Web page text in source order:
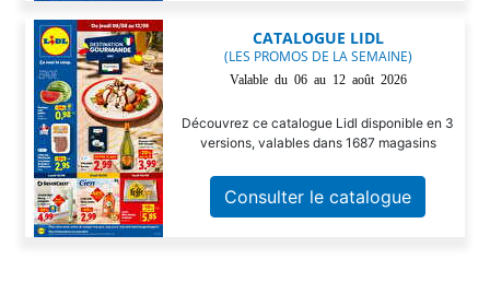
CATALOGUE LIDL
(LES PROMOS DE LA SEMAINE)
Valable du 06 au 12 août 2026
Découvrez ce catalogue Lidl disponible en 3
versions, valables dans 1687 magasins
Consulter le catalogue